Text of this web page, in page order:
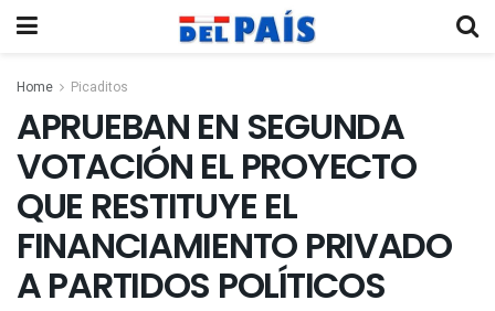
Home Picaditos
APRUEBAN EN SEGUNDA
VOTACIÓN EL PROYECTO
QUE RESTITUYE EL
FINANCIAMIENTO PRIVADO
A PARTIDOS POLÍTICOS